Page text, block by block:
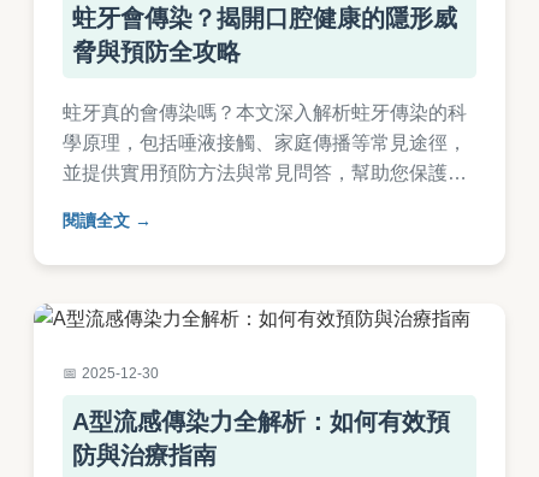
蛀牙會傳染？揭開口腔健康的隱形威
脅與預防全攻略
蛀牙真的會傳染嗎？本文深入解析蛀牙傳染的科
學原理，包括唾液接觸、家庭傳播等常見途徑，
並提供實用預防方法與常見問答，幫助您保護家
閱讀全文
2025-12-30
A型流感傳染力全解析：如何有效預
防與治療指南